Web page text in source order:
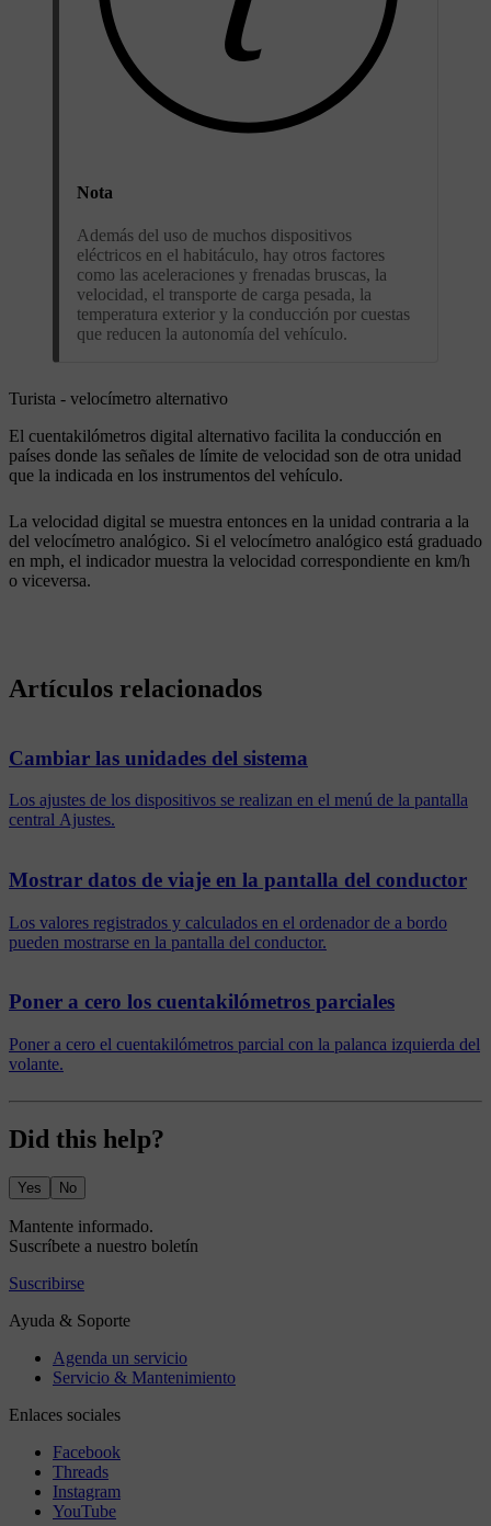
Nota
Además del uso de muchos dispositivos
eléctricos en el habitáculo, hay otros factores
como las aceleraciones y frenadas bruscas, la
velocidad, el transporte de carga pesada, la
temperatura exterior y la conducción por cuestas
que reducen la autonomía del vehículo.
Turista - velocímetro alternativo
El cuentakilómetros digital alternativo facilita la conducción en
países donde las señales de límite de velocidad son de otra unidad
que la indicada en los instrumentos del vehículo.
La velocidad digital se muestra entonces en la unidad contraria a la
del velocímetro analógico. Si el velocímetro analógico está graduado
en mph, el indicador muestra la velocidad correspondiente en km/h
o viceversa.
Artículos relacionados
Cambiar las unidades del sistema
Los ajustes de los dispositivos se realizan en el menú de la pantalla
central Ajustes.
Mostrar datos de viaje en la pantalla del conductor
Los valores registrados y calculados en el ordenador de a bordo
pueden mostrarse en la pantalla del conductor.
Poner a cero los cuentakilómetros parciales
Poner a cero el cuentakilómetros parcial con la palanca izquierda del
volante.
Did this help?
Yes No